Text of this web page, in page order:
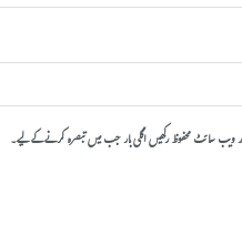
ویب سائٹ محفوظ رکھیں اگلی بار جب میں تبصرہ کرنے کےلیے۔